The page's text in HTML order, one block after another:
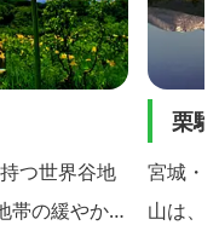
つ世界谷地
帯の緩やかな
栗
宮城・
山は、